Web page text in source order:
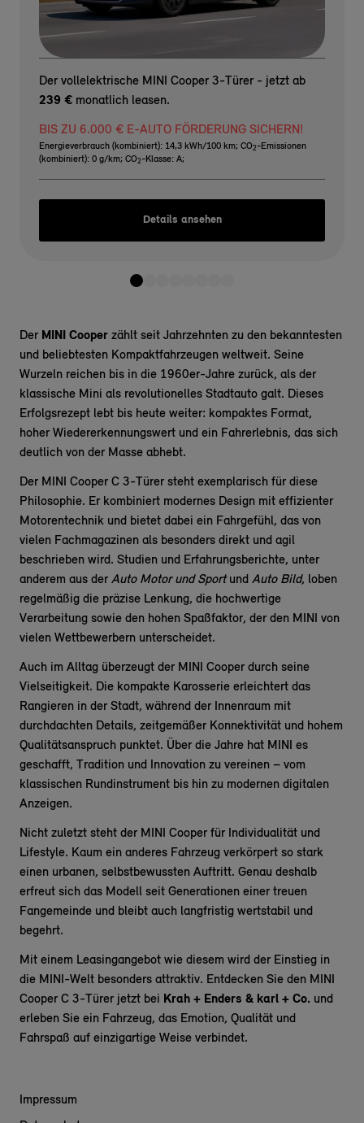
Der vollelektrische MINI Cooper 3-Türer - jetzt ab
239 € monatlich leasen.
BIS ZU 6.000 € E-AUTO FÖRDERUNG SICHERN!
Energieverbrauch (kombiniert): 14,3 kWh/100 km; CO2 -Emissionen
(kombiniert): 0 g/km; CO2 -Klasse: A;
Details ansehen
Der MINI Cooper zählt seit Jahrzehnten zu den bekanntesten
und beliebtesten Kompaktfahrzeugen weltweit. Seine
Wurzeln reichen bis in die 1960er-Jahre zurück, als der
klassische Mini als revolutionelles Stadtauto galt. Dieses
Erfolgsrezept lebt bis heute weiter: kompaktes Format,
hoher Wiedererkennungswert und ein Fahrerlebnis, das sich
deutlich von der Masse abhebt.
Der MINI Cooper C 3-Türer steht exemplarisch für diese
Philosophie. Er kombiniert modernes Design mit effizienter
Motorentechnik und bietet dabei ein Fahrgefühl, das von
vielen Fachmagazinen als besonders direkt und agil
beschrieben wird. Studien und Erfahrungsberichte, unter
anderem aus der Auto Motor und Sportund Auto Bild, loben
regelmäßig die präzise Lenkung, die hochwertige
Verarbeitung sowie den hohen Spaßfaktor, der den MINI von
vielen Wettbewerbern unterscheidet.
Auch im Alltag überzeugt der MINI Cooper durch seine
Vielseitigkeit. Die kompakte Karosserie erleichtert das
Rangieren in der Stadt, während der Innenraum mit
durchdachten Details, zeitgemäßer Konnektivität und hohem
Qualitätsanspruch punktet. Über die Jahre hat MINI es
geschafft, Tradition und Innovation zu vereinen – vom
klassischen Rundinstrument bis hin zu modernen digitalen
Anzeigen.
Nicht zuletzt steht der MINI Cooper für Individualität und
Lifestyle. Kaum ein anderes Fahrzeug verkörpert so stark
einen urbanen, selbstbewussten Auftritt. Genau deshalb
erfreut sich das Modell seit Generationen einer treuen
Fangemeinde und bleibt auch langfristig wertstabil und
begehrt.
Mit einem Leasingangebot wie diesem wird der Einstieg in
die MINI-Welt besonders attraktiv. Entdecken Sie den MINI
Cooper C 3-Türer jetzt bei Krah + Enders & karl + Co. und
erleben Sie ein Fahrzeug, das Emotion, Qualität und
Fahrspaß auf einzigartige Weise verbindet.
Impressum